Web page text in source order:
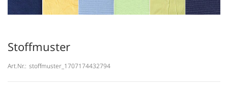
Stoffmuster
Art.Nr.: stoffmuster_1707174432794